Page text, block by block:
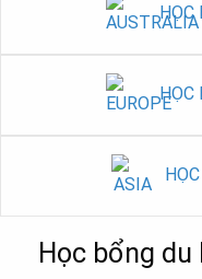
HỌC
HỌC
Học bổng